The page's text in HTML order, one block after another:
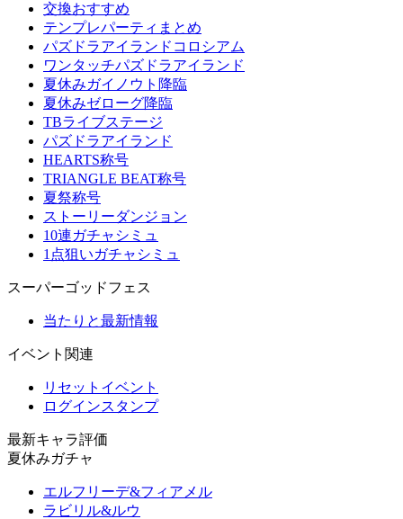
交換おすすめ
テンプレパーティまとめ
パズドラアイランドコロシアム
ワンタッチパズドラアイランド
夏休みガイノウト降臨
夏休みゼローグ降臨
TBライブステージ
パズドラアイランド
HEARTS称号
TRIANGLE BEAT称号
夏祭称号
ストーリーダンジョン
10連ガチャシミュ
1点狙いガチャシミュ
スーパーゴッドフェス
当たりと最新情報
イベント関連
リセットイベント
ログインスタンプ
最新キャラ評価
夏休みガチャ
エルフリーデ&フィアメル
ラビリル&ルウ